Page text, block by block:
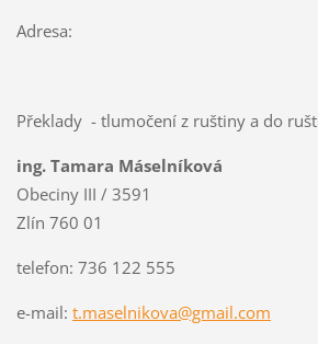
Adresa:
Překlady - tlumočení z ruštiny a do
ing. Tamara Máselníková
Obeciny III / 3591
Zlín 760 01
telefon: 736 122 555
e-mail: t.maselnikova@gmail.com